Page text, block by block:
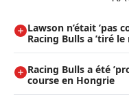
Lawson n’était ’pas
Racing Bulls a ’tiré le
Racing Bulls a été
course en Hongrie